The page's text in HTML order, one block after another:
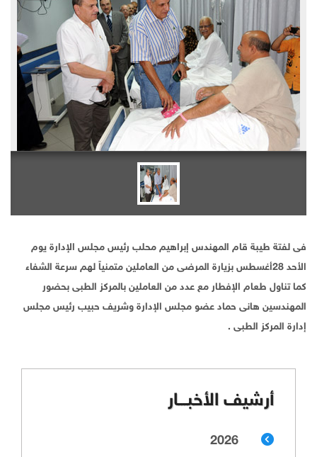
فى لفتة طيبة قام المهندس إبراهيم محلب رئيس مجلس الإدارة يوم
الأحد 28أغسطس بزيارة المرضى من العاملين متمنياً لهم سرعة الشفاء
كما تناول طعام الإفطار مع عدد من العاملين بالمركز الطبى بحضور
المهندسين هانى حماد عضو مجلس الإدارة وشريف حبيب رئيس مجلس
إدارة المركز الطبى .
أرشيف الأخبـــار
2026